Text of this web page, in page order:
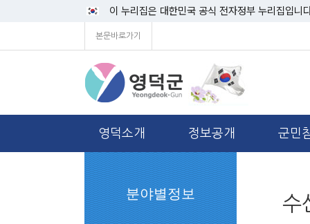
이 누리집은 대한민국 공식 전자정부 누리집입니
본문바로가기
영덕소개 정보공개 군민
수
분야별정보